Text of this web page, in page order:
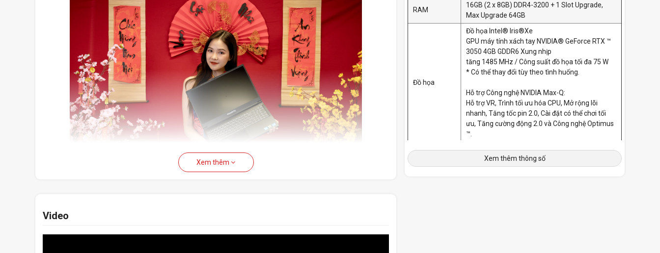
dàng cầm nắm và đem nó đi muôn nơi, làm mọi việc.
Xem thêm
Video
RAM
16GB (2 x 8GB) DDR4-3200 + 1 Slot Upgrade,
Max Upgrade 64GB
Đồ họa
Đồ họa Intel® Iris®Xe
GPU máy tính xách tay NVIDIA® GeForce RTX ™
3050 4GB GDDR6 Xung nhịp
tăng 1485 MHz / Công suất đồ họa tối đa 75 W
* Có thể thay đổi tùy theo tình huống.
Hỗ trợ Công nghệ NVIDIA Max-Q:
Hỗ trợ VR, Trình tối ưu hóa CPU, Mở rộng lõi
nhanh, Tăng tốc pin 2.0, Cài đặt có thể chơi tối
ưu, Tăng cường động 2.0 và Công nghệ Optimus
™.
512GB PCIe Gen4x4 (7000MB / s) + Khe cắm
PCIe Gen3x4
Xem thêm thông số